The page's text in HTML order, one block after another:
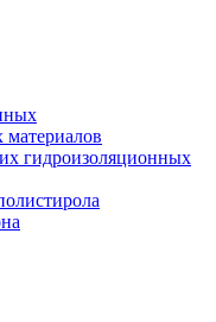
гидроизоляционных